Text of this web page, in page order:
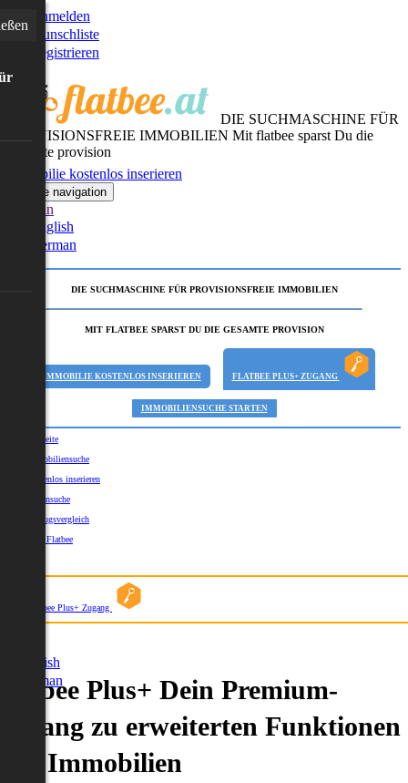
Anmelden
Wunschliste
Registrieren
DIE SUCHMASCHINE FÜR
PROVISIONSFREIE IMMOBILIEN Mit flatbee sparst Du die
gesamte provision
Immobilie kostenlos inserieren
Toggle navigation
German
English
German
DIE SUCHMASCHINE FÜR PROVISIONSFREIE IMMOBILIEN
MIT FLATBEE SPARST DU DIE GESAMTE PROVISION
IMMOBILIE KOSTENLOS INSERIEREN FLATBEE PLUS+ ZUGANG
IMMOBILIENSUCHE STARTEN
Startseite
Immobiliensuche
Kostenlos inserieren
Kartensuche
Umzugsvergleich
Über Flatbee
Flatbee Plus+ Zugang
English
German
Plus+ Dein Premium-
zu erweiterten Funktionen
Immobilien